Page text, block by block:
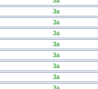
За
За
За
За
За
За
За